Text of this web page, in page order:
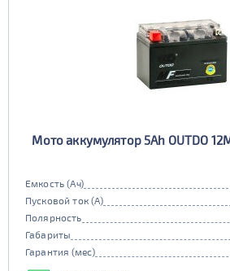
Мото аккумулятор 5Ah OUTDO
Емкость (Ач)
Пусковой ток (А)
Полярность
Габариты
Гарантия (мес)